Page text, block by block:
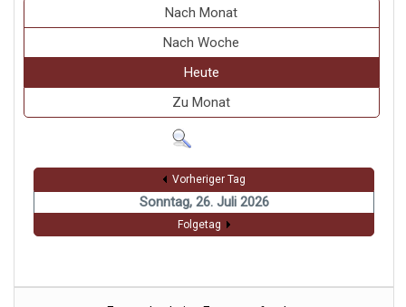
Nach Monat
Nach Woche
Heute
Zu Monat
Vorheriger Tag
Sonntag, 26. Juli 2026
Folgetag